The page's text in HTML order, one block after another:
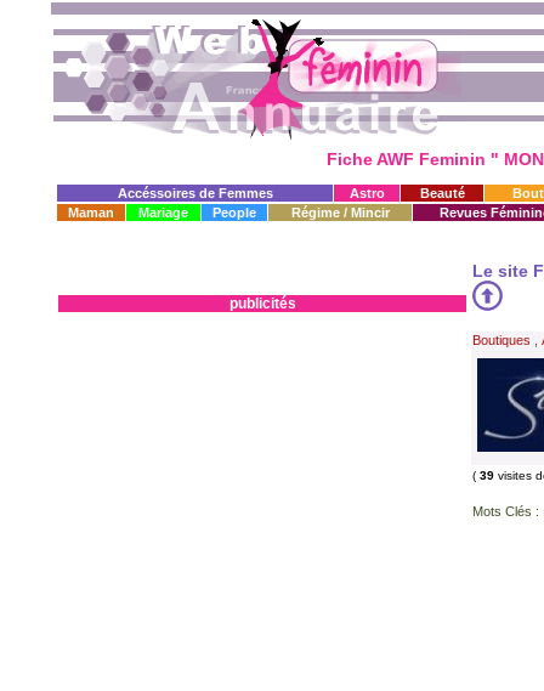
Fiche AWF Feminin "
Accéssoires de Femmes Astro Beauté
Maman
Mariage People Régime / Mincir Revues
publicités
Le site
Boutiques
( 39 visites
Mots Clés :